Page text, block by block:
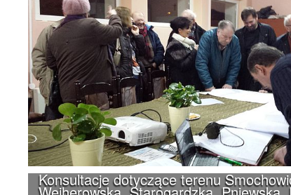
Konsultacje dotyczące terenu